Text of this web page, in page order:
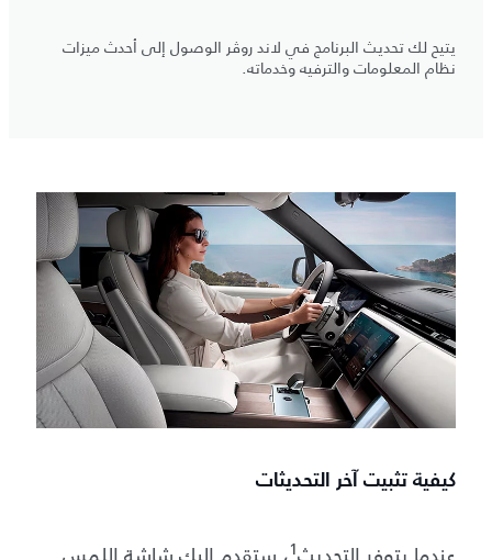
يتيح لك تحديث البرنامج في لاند روڤر الوصول إلى أحدث ميزات
نظام المعلومات والترفيه وخدماته.
كيفية تثبيت آخر التحديثات
1